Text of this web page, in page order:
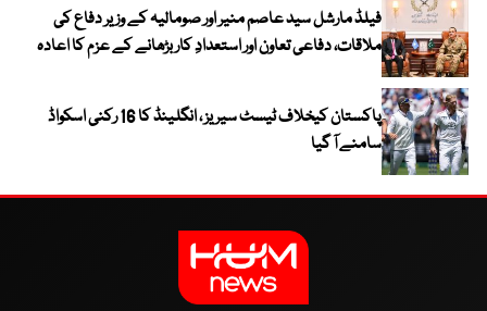
فیلڈ مارشل سید عاصم منیر اور صومالیہ کے وزیر دفاع کی
ملاقات، دفاعی تعاون اور استعدادِ کار بڑھانے کے عزم کا اعادہ
پاکستان کیخلاف ٹیسٹ سیریز ، انگلینڈ کا 16 رکنی اسکواڈ
سامنے آ گیا